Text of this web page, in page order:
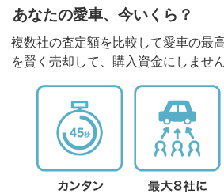
あなたの愛車、今いくら？
複数社の査定額を比較して愛車の最
を賢く売却して、購入資金にしませ